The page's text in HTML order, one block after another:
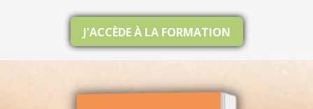
J'ACCÈDE À LA FORMATION